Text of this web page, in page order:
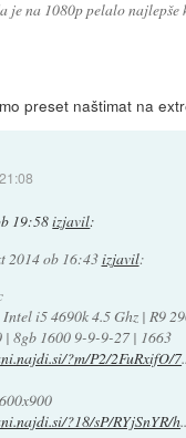
je na 1080p pelalo
preset naštimat na
19:58izjavil:
2014 ob 16:43izjavil:
i5 4690k 4.5 Ghz | R9
| 8gb 1600 9-9-9-27 | 1663
?m/P2/2FuRxifO/7
?18/sP/RYjSnYR/h